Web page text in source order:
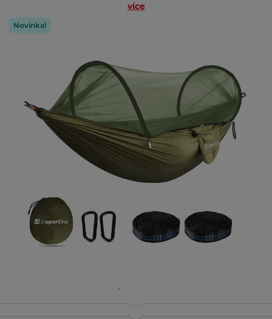
více
Novinka!